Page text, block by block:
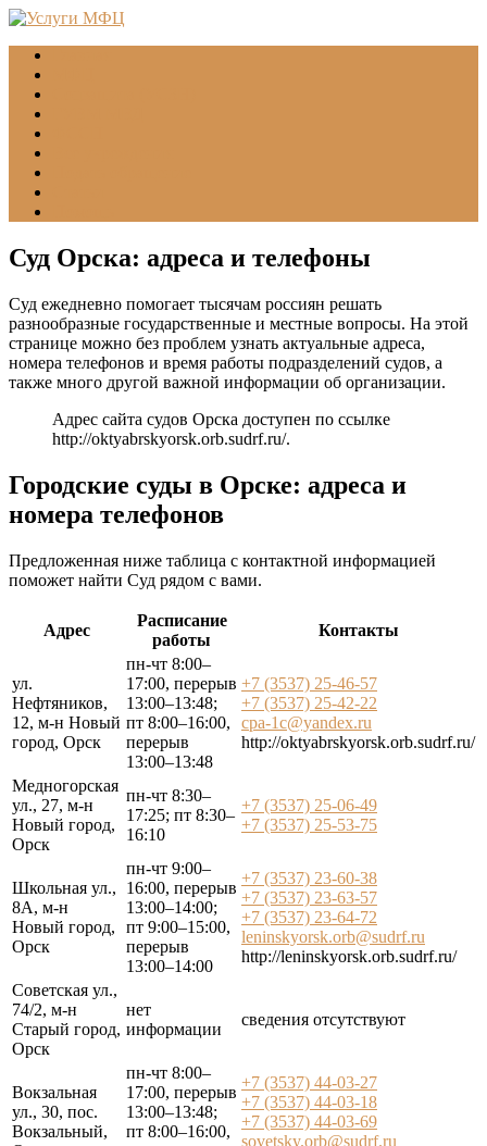
Суд Орска: адреса и телефоны
Суд ежедневно помогает тысячам россиян решать
разнообразные государственные и местные вопросы. На этой
странице можно без проблем узнать актуальные адреса,
номера телефонов и время работы подразделений судов, а
также много другой важной информации об организации.
Адрес сайта судов Орска доступен по ссылке
http://oktyabrskyorsk.orb.sudrf.ru/.
Городские суды в Орске: адреса и
номера телефонов
Предложенная ниже таблица с контактной информацией
поможет найти Суд рядом с вами.
Адрес
Расписание
работы
Контакты
ул.
Нефтяников,
12, м-н Новый
город, Орск
пн-чт 8:00–
17:00, перерыв
13:00–13:48;
пт 8:00–16:00,
перерыв
13:00–13:48
+7 (3537) 25-46-57
+7 (3537) 25-42-22
cpa-1c@yandex.ru
http://oktyabrskyorsk.orb.sudrf.ru/
Медногорская
ул., 27, м-н
Новый город,
Орск
пн-чт 8:30–
17:25; пт 8:30–
16:10
+7 (3537) 25-06-49
+7 (3537) 25-53-75
Школьная ул.,
8А, м-н
Новый город,
Орск
пн-чт 9:00–
16:00, перерыв
13:00–14:00;
пт 9:00–15:00,
перерыв
13:00–14:00
+7 (3537) 23-60-38
+7 (3537) 23-63-57
+7 (3537) 23-64-72
leninskyorsk.orb@sudrf.ru
http://leninskyorsk.orb.sudrf.ru/
Советская ул.,
74/2, м-н
Старый город,
Орск
нет
информации
сведения отсутствуют
Вокзальная
ул., 30, пос.
Вокзальный,
пн-чт 8:00–
17:00, перерыв
13:00–13:48;
пт 8:00–16:00,
+7 (3537) 44-03-27
+7 (3537) 44-03-18
+7 (3537) 44-03-69
sovetsky.orb@sudrf.ru